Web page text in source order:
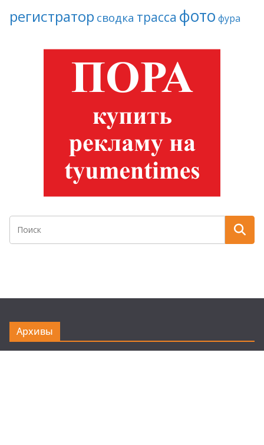
регистратор сводка трасса фото фура
Архивы